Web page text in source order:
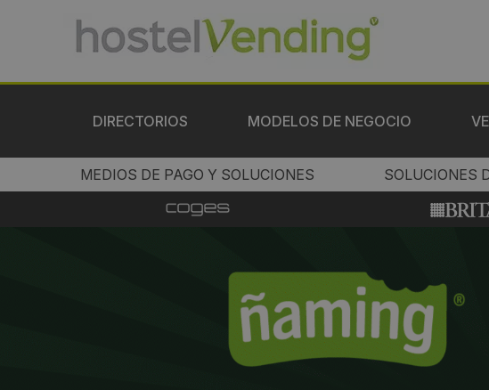
DIRECTORIOS MODELOS DE NEGOCIO
MEDIOS DE PAGO Y SOLUCIONES SOLUCIONES